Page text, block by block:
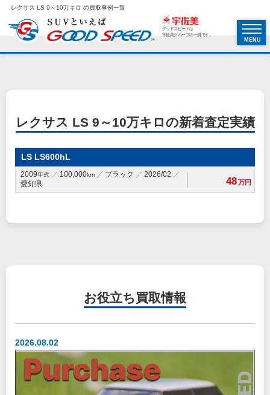
レクサス LS 9～10万キロ の買取事例一覧
グッドスピードは
宇佐美グループの一員です。
MENU
レクサス LS 9～10万キロの新着査定実績
LS LS600hL
2009年式 100,000km ブラック
2026/02
愛知県
48万円
お役立ち 買取情報
2026.08.02